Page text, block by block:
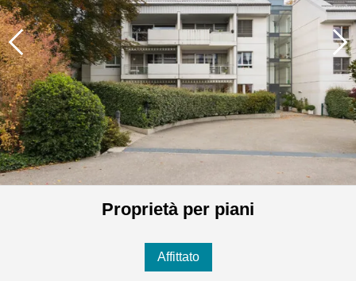
Proprietà per piani
Affittato